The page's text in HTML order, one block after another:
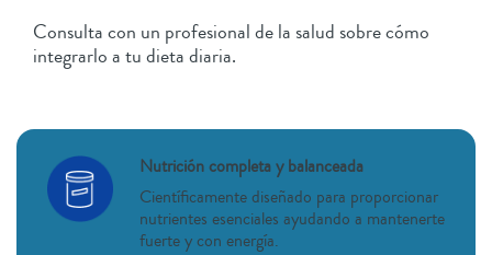
Consulta con un profesional de la salud sobre cómo
integrarlo a tu dieta diaria.
Nutrición completa y balanceada
Científicamente diseñado para proporcionar
nutrientes esenciales ayudando a mantenerte
fuerte y con energía.